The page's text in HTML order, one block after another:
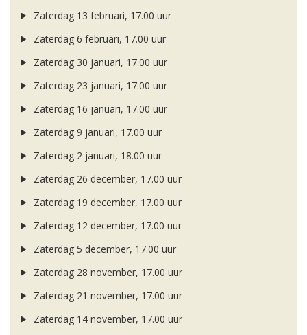
Zaterdag 13 februari, 17.00 uur
Zaterdag 6 februari, 17.00 uur
Zaterdag 30 januari, 17.00 uur
Zaterdag 23 januari, 17.00 uur
Zaterdag 16 januari, 17.00 uur
Zaterdag 9 januari, 17.00 uur
Zaterdag 2 januari, 18.00 uur
Zaterdag 26 december, 17.00 uur
Zaterdag 19 december, 17.00 uur
Zaterdag 12 december, 17.00 uur
Zaterdag 5 december, 17.00 uur
Zaterdag 28 november, 17.00 uur
Zaterdag 21 november, 17.00 uur
Zaterdag 14 november, 17.00 uur